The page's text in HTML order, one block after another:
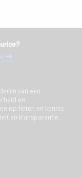
van een
en
op feiten en kennis
en transparantie.